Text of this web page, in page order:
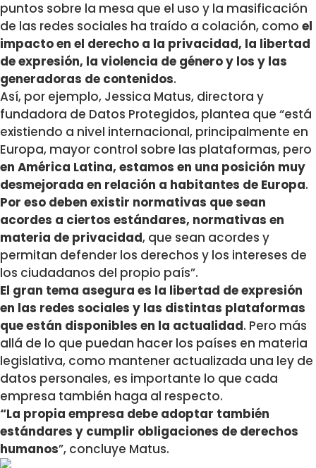
puntos sobre la mesa que el uso y la masificación
de las redes sociales ha traído a colación, como el
impacto en el derecho a la privacidad, la libertad
de expresión, la violencia de género y los y las
generadoras de contenidos.
Así, por ejemplo, Jessica Matus, directora y
fundadora de Datos Protegidos, plantea que “está
existiendo a nivel internacional, principalmente en
Europa, mayor control sobre las plataformas, pero
en América Latina, estamos en una posición muy
desmejorada en relación a habitantes de Europa.
Por eso deben existir normativas que sean
acordes a ciertos estándares, normativas en
materia de privacidad, que sean acordes y
permitan defender los derechos y los intereses de
los ciudadanos del propio país”.
El gran tema asegura es la libertad de expresión
en las redes sociales y las distintas plataformas
que están disponibles en la actualidad. Pero más
allá de lo que puedan hacer los países en materia
legislativa, como mantener actualizada una ley de
datos personales, es importante lo que cada
empresa también haga al respecto.
“La propia empresa debe adoptar también
estándares y cumplir obligaciones de derechos
humanos”, concluye Matus.